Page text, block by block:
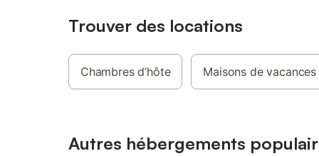
Trouver des locations
Chambres d’hôte Maisons de vacances
Autres hébergements